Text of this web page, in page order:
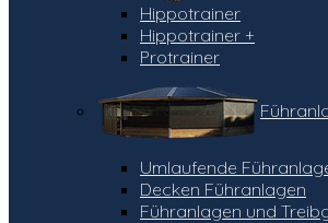
Hippotrainer
Hippotrainer +
Protrainer
Umlaufende
Decken Führanlagen
Führanlagen und